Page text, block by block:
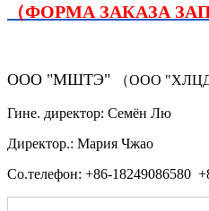
（ФОРМА ЗАКАЗА
ООО "МШТЭ" （ООО
Гине. директор: Семён Лю
Директор.: Мария Чжао
Со.телефон: +86-18249086580